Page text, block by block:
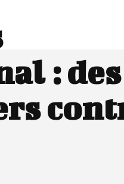
: des